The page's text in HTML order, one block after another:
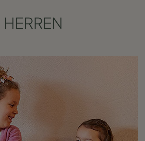
HERREN